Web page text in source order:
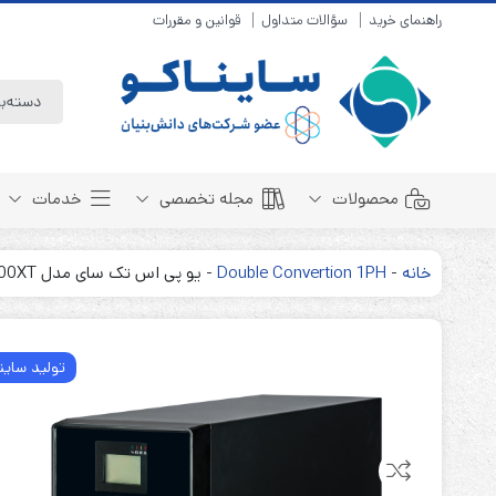
راهنمای خرید سؤالات متداول قوانین و مقررات
محصولات
باتری سیلد لید اسید
باتری 12 ولت
باتری نیکل کادمیوم
باتری نیکل متال هیدرید
مجله تخصصی
مبانی باتری
طول عمر باتری
باتری هوشمند
بسته بندی و ایمنی
روش های شارژ
خدمات
خانه -
Double Convertion 1PH
- یو پی اس تک سای مدل TechSay SDE 3000XT
تولید